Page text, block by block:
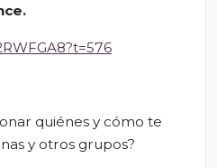
quiénes y cómo te
y otros grupos?